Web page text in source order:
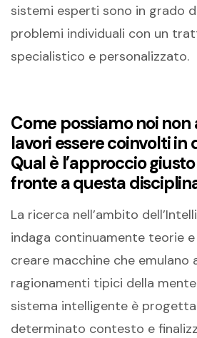
sistemi esperti sono in grado
problemi individuali con un
specialistico e personalizzato.
Come possiamo noi
lavori essere coinvolti in
Qual è l’approccio
fronte a questa
La ricerca nell’ambito
indaga continuamente teorie
creare macchine che emulano
ragionamenti tipici della mente
sistema intelligente è
determinato contesto e